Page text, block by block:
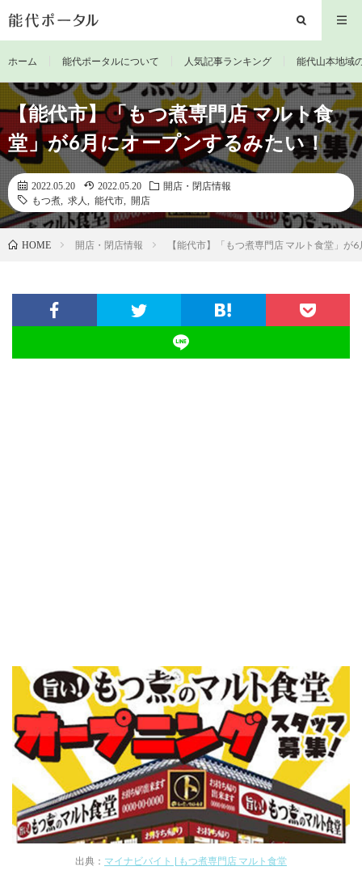
ホーム 能代ポータルについて 人気記事ランキング 能代山本地域
【能代市】「もつ煮専門店 マルト食
堂」が6月にオープンするみたい！
2022.05.20 2022.05.20
開店・閉店情報
もつ煮
求人 能代市 開店
HOME 開店・閉店情報 【能代市】「もつ煮専門店 マルト食堂」が
出典： マイナビバイト | もつ煮専門店 マルト食堂